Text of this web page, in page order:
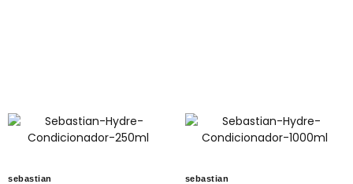
sebastian sebastian